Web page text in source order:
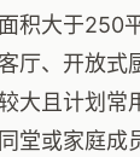
积大于250
厅、开放式
大且计划常
堂或家庭成